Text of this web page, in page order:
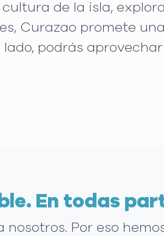
de la isla,
Curazao promete
podrás
En todas
Por eso